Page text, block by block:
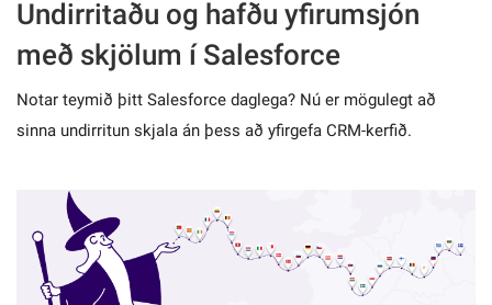
Undirritaðu og hafðu yfirumsjón
með skjölum í Salesforce
Notar teymið þitt Salesforce daglega? Nú er mögulegt að
sinna undirritun skjala án þess að yfirgefa CRM-kerfið.